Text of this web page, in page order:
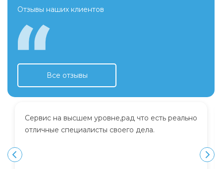
Отзывы наших клиентов
Все отзывы
Сервис на высшем уровне,рад что есть реально
отличные специалисты своего дела.